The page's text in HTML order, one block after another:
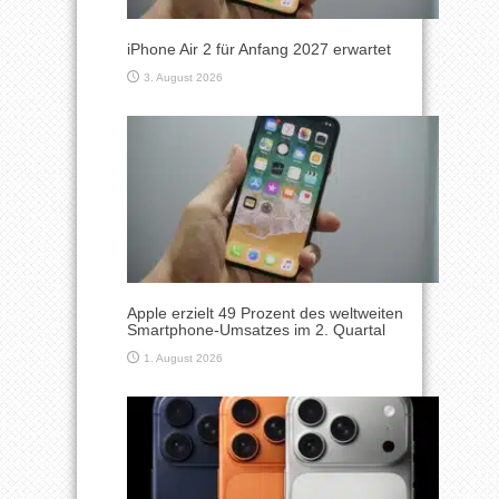
iPhone Air 2 für Anfang 2027 erwartet
3. August 2026
Apple erzielt 49 Prozent des weltweiten
Smartphone-Umsatzes im 2. Quartal
1. August 2026